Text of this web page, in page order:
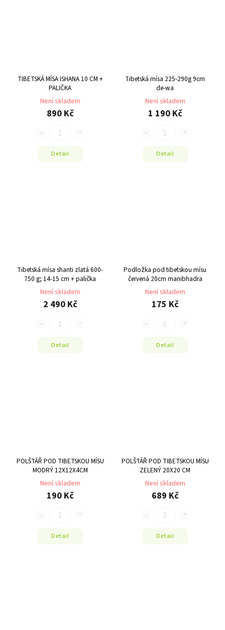
TIBETSKÁ MÍSA ISHANA 10 CM +
PALIČKA
Není skladem
890 Kč
Detail
Tibetská mísa 225-290g 9cm
de-wa
Není skladem
1 190 Kč
Detail
Tibetská mísa shanti zlatá 600-
750 g; 14-15 cm + palička
Není skladem
2 490 Kč
Detail
Podložka pod tibetskou mísu
červená 20cm manibhadra
Není skladem
175 Kč
Detail
POLŠTÁŘ POD TIBETSKOU MÍSU
MODRÝ 12X12X4CM
Není skladem
190 Kč
Detail
POLŠTÁŘ POD TIBETSKOU MÍSU
ZELENÝ 20X20 CM
Není skladem
689 Kč
Detail